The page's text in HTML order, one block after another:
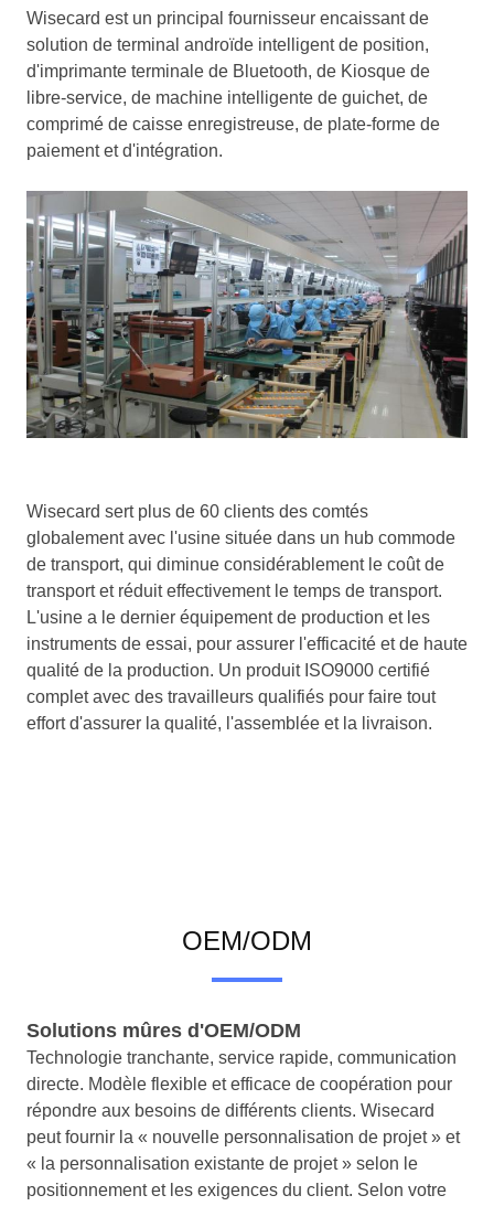
Wisecard est un principal fournisseur encaissant de
solution de terminal androïde intelligent de position,
d'imprimante terminale de Bluetooth, de Kiosque de
libre-service, de machine intelligente de guichet, de
comprimé de caisse enregistreuse, de plate-forme de
paiement et d'intégration.
Wisecard sert plus de 60 clients des comtés
globalement avec l'usine située dans un hub commode
de transport, qui diminue considérablement le coût de
transport et réduit effectivement le temps de transport.
L'usine a le dernier équipement de production et les
instruments de essai, pour assurer l'efficacité et de haute
qualité de la production. Un produit ISO9000 certifié
complet avec des travailleurs qualifiés pour faire tout
effort d'assurer la qualité, l'assemblée et la livraison.
OEM/ODM
Solutions mûres d'OEM/ODM
Technologie tranchante, service rapide, communication
directe. Modèle flexible et efficace de coopération pour
répondre aux besoins de différents clients. Wisecard
peut fournir la « nouvelle personnalisation de projet » et
« la personnalisation existante de projet » selon le
positionnement et les exigences du client. Selon votre